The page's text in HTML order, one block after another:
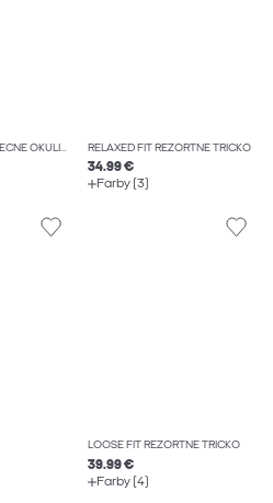
OBDĹŽNIKOVÉ SLNEČNÉ OKULIARE RELAXED FIT REZORTNÉ TRIČKO
34.99 €
Farby (3)
LOOSE FIT REZORTNÉ TRIČKO
39.99 €
Farby (4)